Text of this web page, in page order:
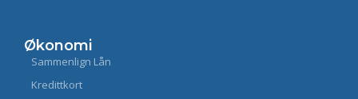
Økonomi
Sammenlign Lån
Kredittkort